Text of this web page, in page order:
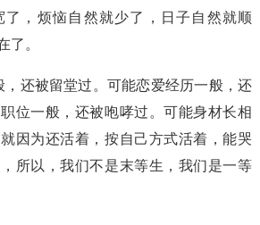
了，烦恼自然就少了，日子自然就顺
了。
，还被留堂过。可能恋爱经历一般，还
位一般，还被咆哮过。可能身材长相
因为还活着，按自己方式活着，能哭
所以，我们不是末等生，我们是一等